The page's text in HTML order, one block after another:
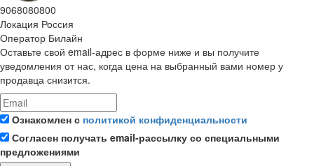
9068080800
Локация Россия
Оператор Билайн
Оставьте свой email-адрес в форме ниже и вы получите
уведомления от нас, когда цена на выбранный вами номер у
продавца снизится.
Ознакомлен с политикой конфиденциальности
Согласен получать email-рассылку со специальными
предложениями